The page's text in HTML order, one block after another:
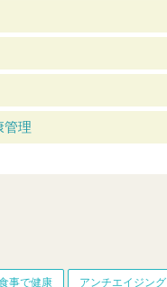
管理
事で健康 アンチエイジング